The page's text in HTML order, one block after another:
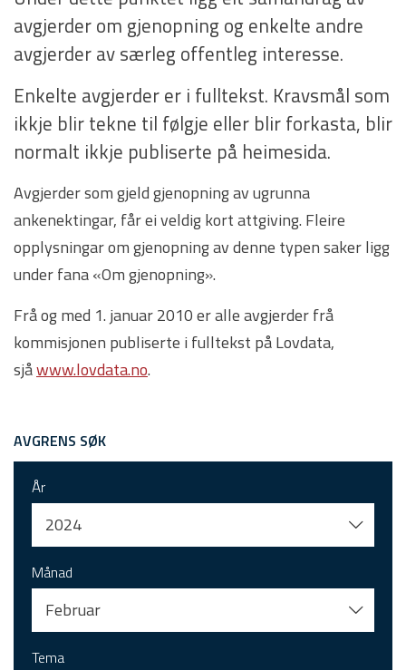
avgjerder om gjenopning og enkelte andre
avgjerder av særleg offentleg interesse.
Enkelte avgjerder er i fulltekst. Kravsmål som
ikkje blir tekne til følgje eller blir forkasta, blir
normalt ikkje publiserte på heimesida.
Avgjerder som gjeld gjenopning av ugrunna
ankenektingar, får ei veldig kort attgiving. Fleire
opplysningar om gjenopning av denne typen saker ligg
under fana «Om gjenopning».
Frå og med 1. januar 2010 er alle avgjerder frå
kommisjonen publiserte i fulltekst på Lovdata,
sjåwww.lovdata.no.
AVGRENS SØK
År
2024
Månad
Februar
Tema